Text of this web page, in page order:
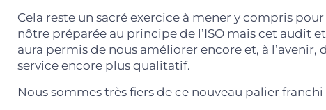
Cela reste un sacré exercice à mener y compris
nôtre préparée au principe de l’ISO mais cet audit
aura permis de nous améliorer encore et, à
service encore plus qualitatif.
Nous sommes très fiers de ce nouveau palier